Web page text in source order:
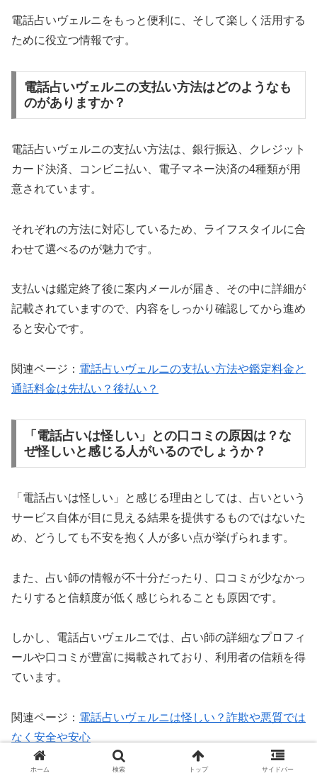
電話占いヴェルニをもっと便利に、そして楽しく活用する
ために役立つ情報です。
電話占いヴェルニの支払い方法はどのようなも
のがありますか？
電話占いヴェルニの支払い方法は、銀行振込、クレジット
カード決済、コンビニ払い、電子マネー決済の4種類が用
意されています。
それぞれの方法に対応しているため、ライフスタイルに合
わせて選べるのが魅力です。
支払いは鑑定終了後に案内メールが届き、その中に詳細が
記載されていますので、内容をしっかり確認してから進め
ると安心です。
関連ページ： 電話占いヴェルニの支払い方法や鑑定料金と
通話料金は先払い？後払い？
「電話占いは怪しい」との口コミの原因は？な
ぜ怪しいと感じる人がいるのでしょうか？
「電話占いは怪しい」と感じる理由としては、占いという
サービス自体が目に見える結果を提供するものではないた
め、どうしても不安を抱く人が多い点が挙げられます。
また、占い師の情報が不十分だったり、口コミが少なかっ
たりすると信頼度が低く感じられることも原因です。
しかし、電話占いヴェルニでは、占い師の詳細なプロフィ
ールや口コミが豊富に掲載されており、利用者の信頼を得
ています。
関連ページ： 電話占いヴェルニは怪しい？詐欺や悪質では
なく安全や安心
ホーム 検索 トップ サイドバー